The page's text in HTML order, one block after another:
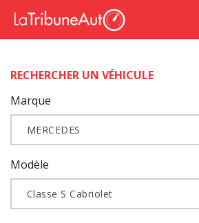
RECHERCHER UN VÉHICULE
Marque
MERCEDES
Modèle
Classe S Cabriolet